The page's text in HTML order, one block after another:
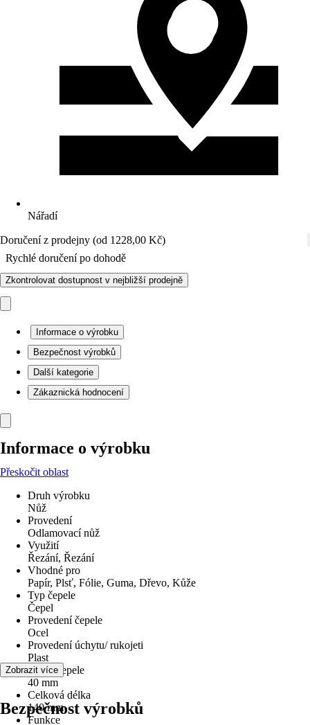
Nářadí
Doručení z prodejny (od 1228,00 Kč)
Rychlé doručení po dohodě
Zkontrolovat dostupnost v nejbližší prodejně
Informace o výrobku
Bezpečnost výrobků
Další kategorie
Zákaznická hodnocení
Informace o výrobku
Přeskočit oblast
Druh výrobku
Nůž
Provedení
Odlamovací nůž
Využití
Řezání, Řezání
Vhodné pro
Papír, Plsť, Fólie, Guma, Dřevo, Kůže
Typ čepele
Čepel
Provedení čepele
Ocel
Provedení úchytu/ rukojeti
Plast
Délka čepele
40 mm
Celková délka
140 mm
Funkce
Zobrazit více
Bezpečnost výrobků